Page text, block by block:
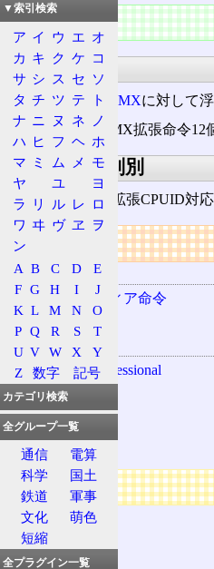
概要
仕様
3DNow!自体が MMXに対して
新しい命令はMMX拡張命令
機能の有無判別
機能の有無は、拡張CPUID対
リンク
用語の所属
マルチメディア命令
関連する用語
3DNow! Professional
AMD
MMX
SSE
広告
▼索引検索
ア イ ウ エ オ
カ キ ク ケ コ
サ シ ス セ ソ
タ チ ツ テ
ト
ナ ニ ヌ ネ
ノ
ハ ヒ フ ヘ ホ
マ ミ ム メ
モ
ヤ
ユ
ヨ
ラ
リ ル レ ロ
ワ ヰ ヴ ヱ
ヲ
ン
A B C D
E
F G H I
J
K L M N
O
P Q R S
T
U V W X
Y
Z
数字 記号
カテゴリ検索
全グループ一覧
通信
電算
科学
国土
鉄道
軍事
文化
萌色
短縮
全プラグイン一覧